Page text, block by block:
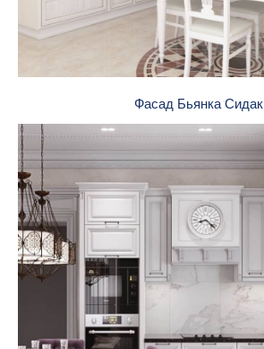
Фасад Бьянка Сидак